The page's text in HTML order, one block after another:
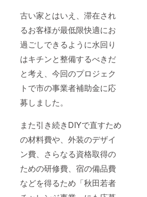
古い家とはいえ、滞在され
るお客様が最低限快適にお
過ごしできるように水回り
はキチンと整備するべきだ
と考え、今回のプロジェク
トで市の事業者補助金に応
募しました。
また引き続きDIYで直すため
の材料費や、外装のデザイ
ン費、さらなる資格取得の
ための研修費、宿の備品費
などを得るため「秋田若者